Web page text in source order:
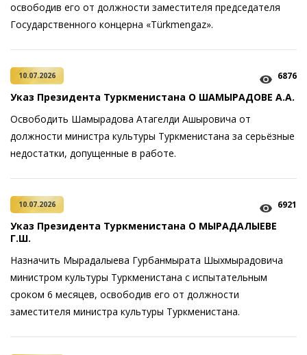
освободив его от должности заместителя председателя
Государственного концерна «Türkmengaz».
10.07.2026 6876
Указ Президента Туркменистана О ШАМЫРАДОВЕ А.А.
Освободить Шамырадова Атагелди Ашыровича от
должности министра культуры Туркменистана за серьёзные
недостатки, допущенные в работе.
10.07.2026 6921
Указ Президента Туркменистана О МЫРАДАЛЫЕВЕ
Г.Ш.
Назначить Мырадалыева Гурбанмырата Шыхмырадовича
министром культуры Туркменистана с испытательным
сроком 6 месяцев, освободив его от должности
заместителя министра культуры Туркменистана.